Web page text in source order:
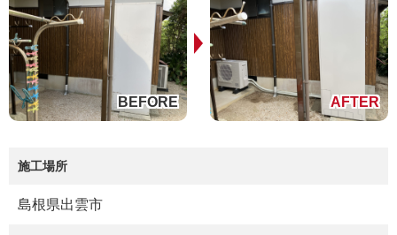
施工場所
島根県出雲市